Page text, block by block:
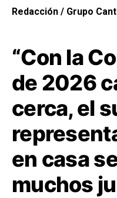
Redacción / Grupo
“Con la
de 2026
cerca, el
en casa
muchos